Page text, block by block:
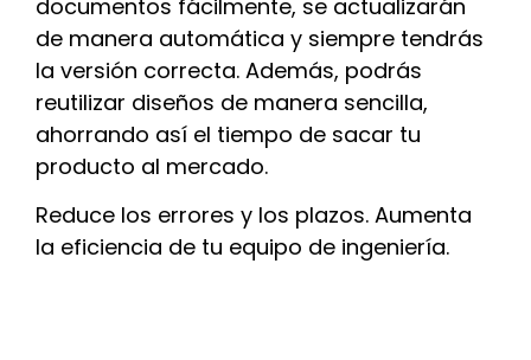
documentos fácilmente, se actualizarán
de manera automática y siempre tendrás
la versión correcta. Además, podrás
reutilizar diseños de manera sencilla,
ahorrando así el tiempo de sacar tu
producto al mercado.
Reduce los errores y los plazos. Aumenta
la eficiencia de tu equipo de ingeniería.